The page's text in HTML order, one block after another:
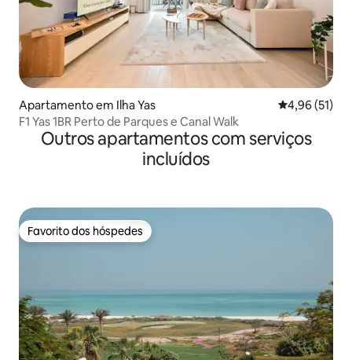
Apartamento em Ilha Yas Classificação
4,96 (51)
F1 Yas 1BR Perto de Parques e Canal Walk
Outros apartamentos com serviços
incluídos
Favorito dos hóspedes
Favorito dos hóspedes